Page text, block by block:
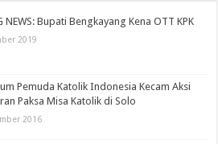
NEWS: Bupati Bengkayang Kena OTT KPK
2019
Pemuda Katolik Indonesia Kecam Aksi
Paksa Misa Katolik di Solo
2016